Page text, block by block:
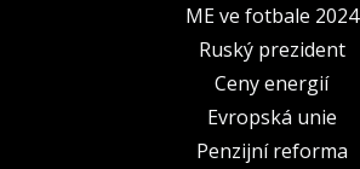
ME ve fotbale 2024
Ruský prezident
Ceny energií
Evropská unie
Penzijní reforma